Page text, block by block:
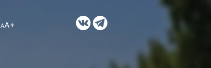
АA+ ×
ДОКУМЕНТЫ
Правовые акты и их экспертиза